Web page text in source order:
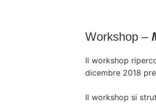
Workshop –
Il workshop
dicembre 2018
Il workshop si